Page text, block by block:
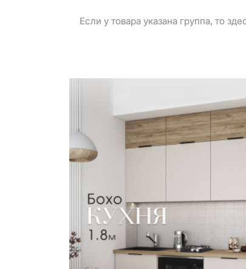
Если у товара указана группа, то